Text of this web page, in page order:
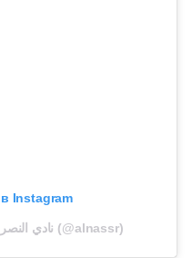
Instagram
Публикация от نادي النصر السعودي (@alnassr)